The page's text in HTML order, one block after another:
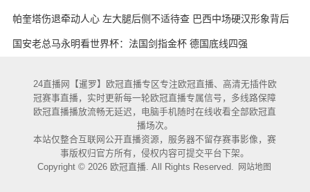
胁
帕奎塔伤退牵动人心 左大腿后侧不适待查 巴西中场硬汉形象背后
藏隐忧
国安老总马永明看世界杯：法国剑指金杯 德国底线四强
24直播网【暹罗】欧冠直播专区专注欧冠直播、高清无插件欧
冠赛事直播，实时更新每一轮欧冠直播专属信号，多线路保障
欧冠直播播放流畅无延迟，电脑手机随时在线收看全部欧冠直
播场次。
本站仅整合互联网公开直播资源，服务器不留存赛事影像，赛
事版权归官方所有，侵权内容可提交平台下架。
Copyright © 2026 欧冠直播. All Rights Reserved.
网站地图